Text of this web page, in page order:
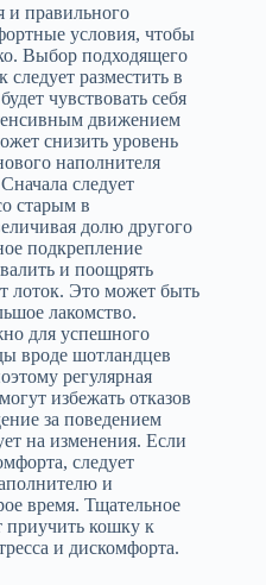
и правильного
условия, чтобы
Выбор подходящего
разместить в
чувствовать себя
движением
снизить уровень
наполнителя
следует
старым в
долю другого
подкрепление
и поощрять
лоток. Это может быть
лакомство.
для успешного
вроде шотландцев
регулярная
избежать отказов
за поведением
на изменения. Если
следует
и
время. Тщательное
приучить кошку к
и дискомфорта.